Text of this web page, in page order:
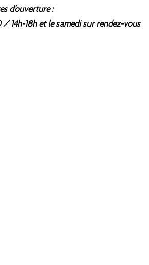
d’ouverture :
14h-18h et le samedi sur rendez-vous